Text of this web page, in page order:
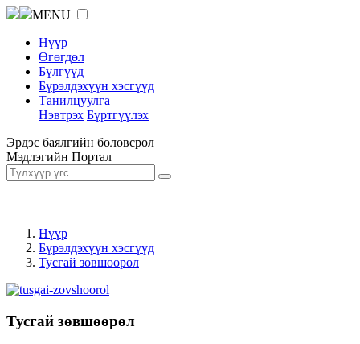
MENU
Нүүр
Өгөгдөл
Бүлгүүд
Бүрэлдэхүүн хэсгүүд
Танилцуулга
Нэвтрэх Бүртгүүлэх
Эрдэс баялгийн боловсрол
Мэдлэгийн Портал
Нүүр
Бүрэлдэхүүн хэсгүүд
Тусгай зөвшөөрөл
Тусгай зөвшөөрөл